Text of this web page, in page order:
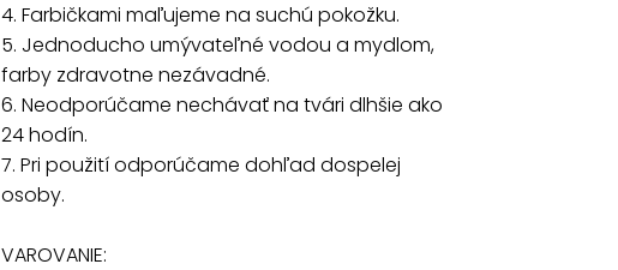
4. Farbičkami maľujeme na suchú pokožku.
5. Jednoducho umývateľné vodou a mydlom,
farby zdravotne nezávadné.
6. Neodporúčame nechávať na tvári dlhšie ako
24 hodín.
7. Pri použití odporúčame dohľad dospelej
osoby.
VAROVANIE: